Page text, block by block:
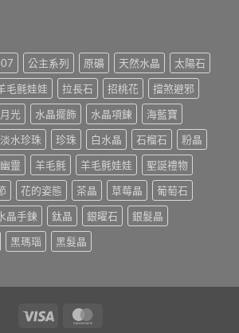
公主系列 原礦 天然水晶
太陽石
毛氈娃娃 拉長石 招桃花
擋煞避邪
光 水晶擺飾 水晶項鍊
海藍寶
淡水珍珠 珍珠 白水晶 石榴石
粉晶
靈 羊毛氈 羊毛氈娃娃
聖誕禮物
花的姿態 茶晶 草莓晶
葡萄石
晶手鍊 鈦晶 銀曜石
銀髮晶
黑瑪瑙 黑髮晶
Visa